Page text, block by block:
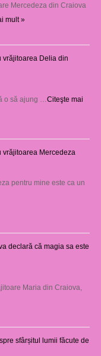
Mercedeza din Craiova
mult »
vrăjitoarea Delia din
o să ajung …Citeşte mai
vrăjitoarea Mercedeza
pentru mine este ca un
declară că magia sa este
Maria din Craiova,
sfârșitul lumii făcute de